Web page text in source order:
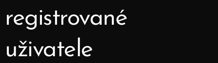
registrované
uživatele